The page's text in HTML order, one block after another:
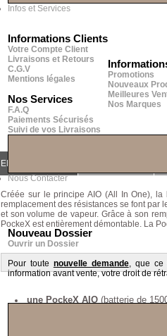
Infos et Services
Informations Clients
Votre Compte Client
Livraisons et Retours
C.G.V
Mentions légales
Nos Services
F.A.Q
Paiements Sécurisés
Suivi de vos Livraisons
Promotions
Nouveaux
Meilleures
Nos Marques
Nous Contacter
Nouveau Dossier
Ouvrir un Dossier
Pour toute nouvelle demande, que ce
information avant vente, votre droit de
EN SAVOIR PLUS
Créée sur le principe AIO (All In One), la
remplacement des résistances se font par
et son volume de vapeur. Grâce à son
PockeX est entièrement démontable. La
une PockeX AIO (batterie de